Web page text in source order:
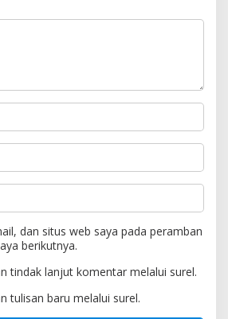
dan situs web saya pada peramban
berikutnya.
tindak lanjut komentar melalui surel.
tulisan baru melalui surel.